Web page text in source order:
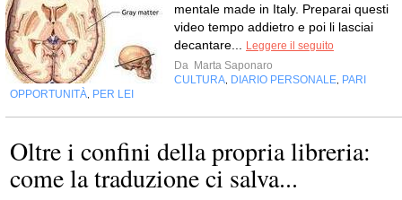
mentale made in Italy. Preparai questi
video tempo addietro e poi li lasciai
decantare...
Leggere il seguito
Da Marta Saponaro
CULTURA DIARIO PERSONALE PARI
OPPORTUNITÀ PER LEI
Oltre i confini della propria libreria:
come la traduzione ci salva...